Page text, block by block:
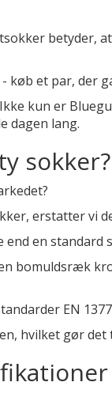
betyder,
køb et par, der
kun er
dagen lang.
sokker?
erstatter vi
end en standard
bomuldsræk
EN
hvilket gør